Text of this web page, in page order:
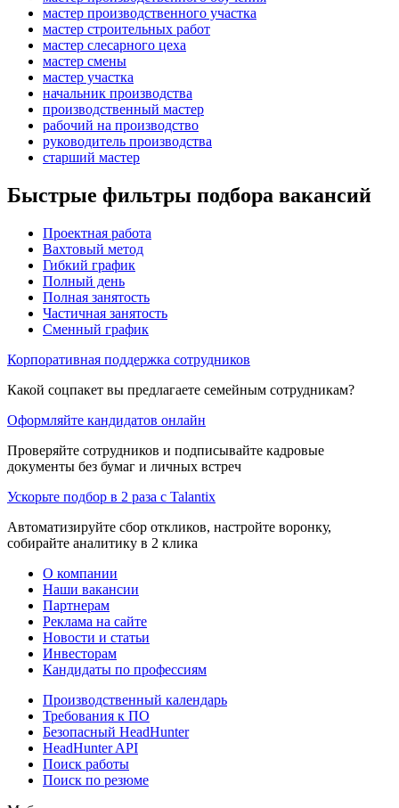
мастер производственного участка
мастер строительных работ
мастер слесарного цеха
мастер смены
мастер участка
начальник производства
производственный мастер
рабочий на производство
руководитель производства
старший мастер
Быстрые фильтры подбора вакансий
Проектная работа
Вахтовый метод
Гибкий график
Полный день
Полная занятость
Частичная занятость
Сменный график
Корпоративная поддержка сотрудников
Какой соцпакет вы предлагаете семейным сотрудникам?
Оформляйте кандидатов онлайн
Проверяйте сотрудников и подписывайте кадровые
документы без бумаг и личных встреч
Ускорьте подбор в 2 раза с Talantix
Автоматизируйте сбор откликов, настройте воронку,
собирайте аналитику в 2 клика
О компании
Наши вакансии
Партнерам
Реклама на сайте
Новости и статьи
Инвесторам
Кандидаты по профессиям
Производственный календарь
Требования к ПО
Безопасный HeadHunter
HeadHunter API
Поиск работы
Поиск по резюме